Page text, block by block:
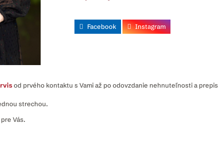
Facebook Instagram
od prvého kontaktu s Vami až po odovzdanie nehnuteľnosti a prepis
strechou.
Vás.